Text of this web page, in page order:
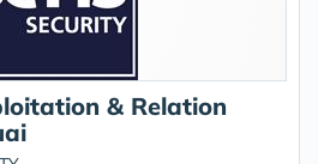
& Relation